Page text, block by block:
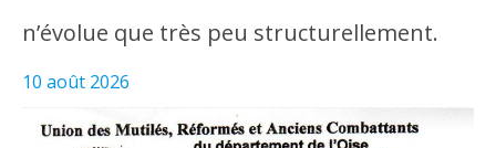
n’évolue que très peu structurellement.
10 août 2026